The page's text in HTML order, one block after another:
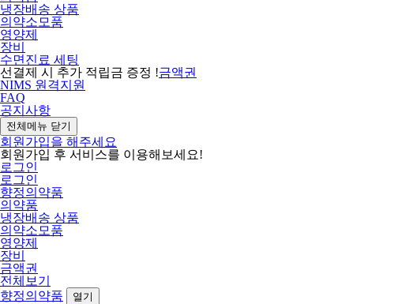
냉장배송 상품
의약소모품
영양제
장비
수면진료 세팅
선결제 시 추가 적립금 증정 !금액권
NIMS 원격지원
FAQ
공지사항
전체메뉴 닫기
회원가입을 해주세요
회원가입 후 서비스를 이용해보세요!
로그인
로그인
향정의약품
의약품
냉장배송 상품
의약소모품
영양제
장비
금액권
전체보기
향정의약품
열기